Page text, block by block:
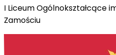
I Liceum Ogólnokształcące
Zamościu